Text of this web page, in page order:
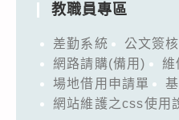
教職員專區
差勤系統 公文簽核
網路請購(備用)
維
場地借用申請單
網站維護之css使用